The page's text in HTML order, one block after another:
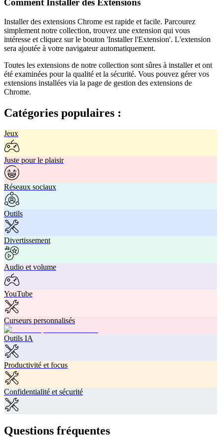
Comment Installer des Extensions
Installer des extensions Chrome est rapide et facile. Parcourez
simplement notre collection, trouvez une extension qui vous
intéresse et cliquez sur le bouton 'Installer l'Extension'. L'extension
sera ajoutée à votre navigateur automatiquement.
Toutes les extensions de notre collection sont sûres à installer et ont
été examinées pour la qualité et la sécurité. Vous pouvez gérer vos
extensions installées via la page de gestion des extensions de
Chrome.
Catégories populaires :
Jeux
Juste pour le plaisir
Réseaux sociaux
Outils
Divertissement
Audio et volume
YouTube
Curseurs personnalisés
Outils IA
Productivité et focus
Confidentialité et sécurité
Questions fréquentes